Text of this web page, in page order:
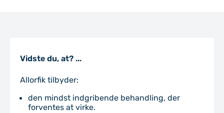
Vidste du, at? ...
Allorfik tilbyder:
den mindst indgribende behandling, der
forventes at virke.